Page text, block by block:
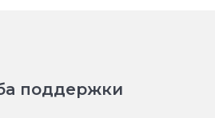
поддержки